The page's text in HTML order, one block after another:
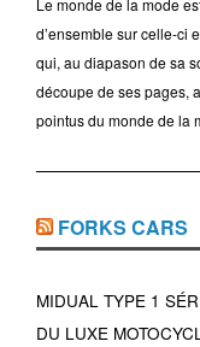
Le monde de la mode
d’ensemble sur celle-ci
qui, au diapason de sa
découpe de ses pages,
pointus du monde de la
FORKS CARS
MIDUAL TYPE 1
DU LUXE